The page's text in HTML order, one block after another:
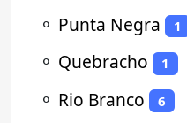
⚬ Punta Negra 1
⚬ Quebracho 1
⚬ Rio Branco 6